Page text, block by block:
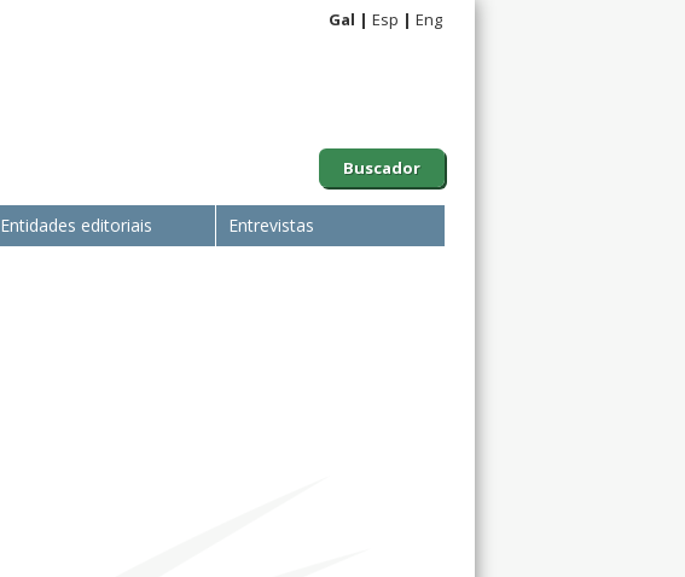
Buscador
Gal Esp Eng
Entidades editoriais Entrevistas